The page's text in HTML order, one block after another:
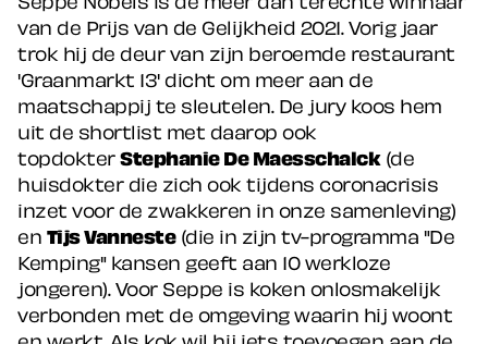
van de Prijs van de Gelijkheid 2021. Vorig jaar
trok hij de deur van zijn beroemde restaurant
'Graanmarkt 13' dicht om meer aan de
maatschappij te sleutelen. De jury koos hem
uit de shortlist met daarop ook
topdokterStephanie De Maesschalck(de
huisdokter die zich ook tijdens coronacrisis
inzet voor de zwakkeren in onze samenleving)
en Tijs Vanneste(die in zijn tv-programma "De
Kemping" kansen geeft aan 10 werkloze
jongeren). Voor Seppe is koken onlosmakelijk
verbonden met de omgeving waarin hij woont